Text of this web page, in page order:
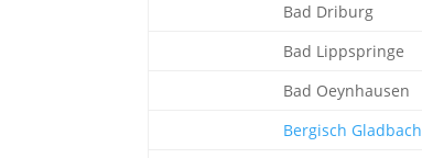
Bad Driburg
Bad Lippspringe
Bad Oeynhausen
Bergisch Gladbach